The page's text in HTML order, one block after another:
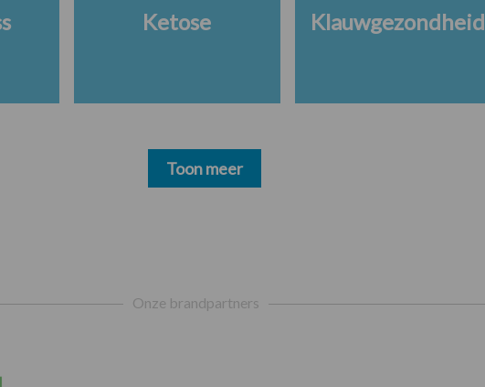
Ketose Klauwgezondheid
Toon meer
Onze brandpartners